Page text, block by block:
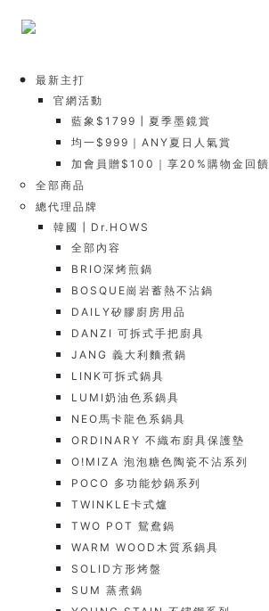
最新主打
官網活動
藍象$1799┃夏季墨鏡賞
均一$999｜ANY夏日人氣賞
加會員贈$100｜享20%購物金回饋
全部商品
總代理品牌
韓國┃Dr.HOWS
全部內容
BRIO深烤煎鍋
BOSQUE崗岩蓄熱不沾鍋
DAILY矽膠廚房用品
DANZI 可拆式手把廚具
JANG 義大利麵煮鍋
LINK可拆式鍋具
LUMI奶油色系鍋具
NEO馬卡龍色系鍋具
ORDINARY 不織布廚具保護墊
O!MIZA 泡泡糖色陶瓷不沾系列
POCO 多功能炒鍋系列
TWINKLE卡式爐
TWO POT 鴛鴦鍋
WARM WOOD木質系鍋具
SOLID方形烤盤
SUM 蒸煮鍋